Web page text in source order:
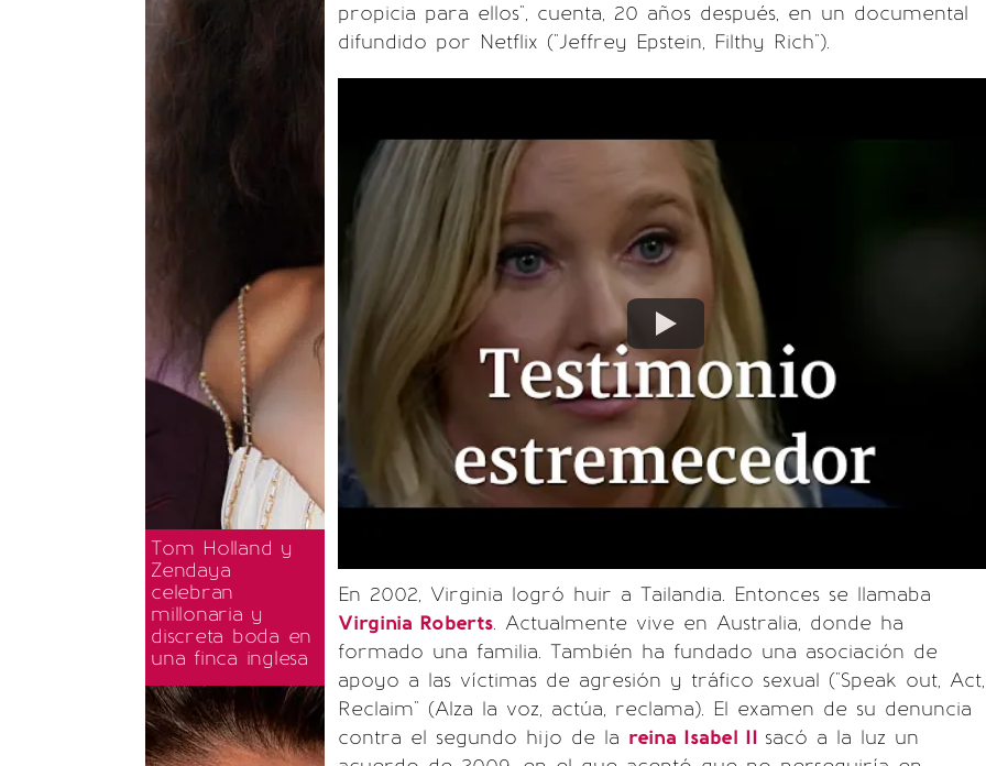
Tom Holland y
Zendaya
celebran
millonaria y
discreta boda en
una finca inglesa
propicia para ellos", cuenta, 20 años después, en un documental
difundido por Netflix ("Jeffrey Epstein, Filthy Rich").
En 2002, Virginia logró huir a Tailandia. Entonces se llamaba
Virginia Roberts. Actualmente vive en Australia, donde ha
formado una familia. También ha fundado una asociación de
apoyo a las víctimas de agresión y tráfico sexual ("Speak out, Act,
Reclaim" (Alza la voz, actúa, reclama). El examen de su denuncia
contra el segundo hijo de la reina Isabel II sacó a la luz un